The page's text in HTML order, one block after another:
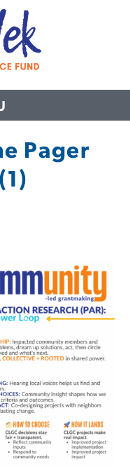
Fund
Pager